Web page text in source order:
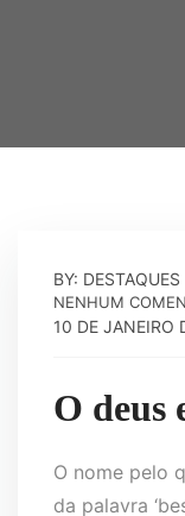
BY: DESTAQUES
NENHUM
10 DE JANEIRO
O deus
O nome pelo
da palavra